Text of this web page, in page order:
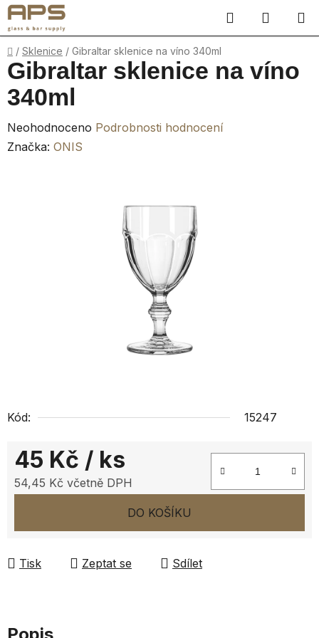
Přejít
na
obsah
Hledat
KOŠÍK
Domů
/ Sklenice / Gibraltar sklenice na víno 340ml
Kód: 15247
45 Kč / ks
54,45 Kč včetně DPH
DO KOŠÍKU
Tisk Zeptat se Sdílet
Gibraltar sklenice na víno
340ml
Průměrné
hodnocení
Neohodnoceno Podrobnosti hodnocení
Značka: ONIS
Popis